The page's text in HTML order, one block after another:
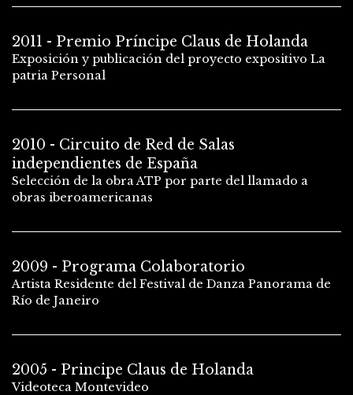
2011 - Premio Príncipe Claus de Holanda
Exposición y publicación del proyecto expositivo La
patria Personal
2010 - Circuito de Red de Salas
independientes de España
Selección de la obra ATP por parte del llamado a
obras iberoamericanas
2009 - Programa Colaboratorio
Artista Residente del Festival de Danza Panorama de
Río de Janeiro
2005 - Principe Claus de Holanda
Videoteca Montevideo